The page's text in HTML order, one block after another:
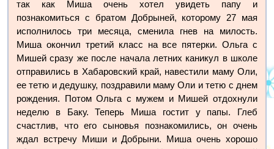
так как Миша очень хотел увидеть папу и
познакомиться с братом Добрыней, которому 27 мая
исполнилось три месяца, сменила гнев на милость.
Миша окончил третий класс на все пятерки. Ольга с
Мишей сразу же после начала летних каникул в школе
отправились в Хабаровский край, навестили маму Оли,
ее тетю и дедушку, поздравили маму Оли и тетю с днем
рождения. Потом Ольга с мужем и Мишей отдохнули
неделю в Баку. Теперь Миша гостит у папы. Глеб
счастлив, что его сыновья познакомились, он очень
ждал встречу Миши и Добрыни. Миша очень хорошо